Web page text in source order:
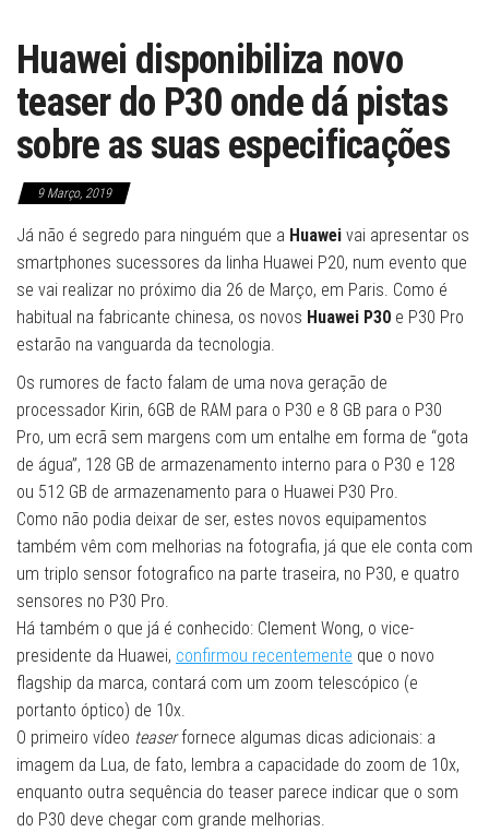
Huawei disponibiliza novo
teaser do P30 onde dá pistas
sobre as suas especificações
9 Março, 2019
Já não é segredo para ninguém que a Huawei vai apresentar os
smartphones sucessores da linha Huawei P20, num evento que
se vai realizar no próximo dia 26 de Março, em Paris. Como é
habitual na fabricante chinesa, os novos Huawei P30 e P30 Pro
estarão na vanguarda da tecnologia.
Os rumores de facto falam de uma nova geração de
processador Kirin, 6GB de RAM para o P30 e 8 GB para o P30
Pro, um ecrã sem margens com um entalhe em forma de “gota
de água”, 128 GB de armazenamento interno para o P30 e 128
ou 512 GB de armazenamento para o Huawei P30 Pro.
Como não podia deixar de ser, estes novos equipamentos
também vêm com melhorias na fotografia, já que ele conta com
um triplo sensor fotografico na parte traseira, no P30, e quatro
sensores no P30 Pro.
Há também o que já é conhecido: Clement Wong, o vice-
presidente da Huawei, confirmou recentemente que o novo
flagship da marca, contará com um zoom telescópico (e
portanto óptico) de 10x.
O primeiro vídeo teaserfornece algumas dicas adicionais: a
imagem da Lua, de fato, lembra a capacidade do zoom de 10x,
enquanto outra sequência do teaser parece indicar que o som
do P30 deve chegar com grande melhorias.